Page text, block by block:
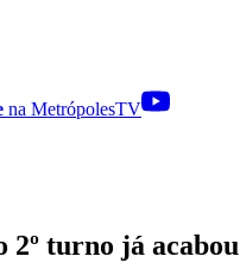
na MetrópolesTV
2º turno já acabou